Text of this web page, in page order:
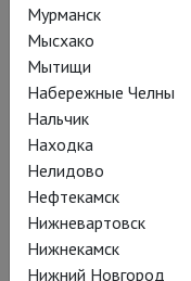
Мурманск
Мысхако
Мытищи
Набережные Челны
Нальчик
Находка
Нелидово
Нефтекамск
Нижневартовск
Нижнекамск
Нижний Новгород